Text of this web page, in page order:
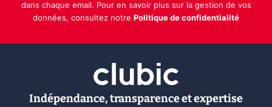
dans chaque email. Pour en savoir plus sur la gestion de vos
données, consultez notre Politique de confidentialité
Indépendance, transparence et expertise